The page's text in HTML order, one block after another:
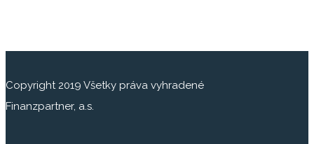
Copyright 2019 Všetky práva vyhradené
Finanzpartner, a.s.